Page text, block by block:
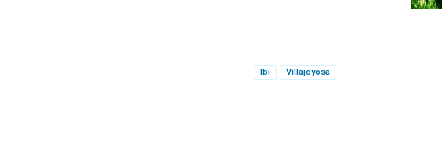
Ibi Villajoyosa